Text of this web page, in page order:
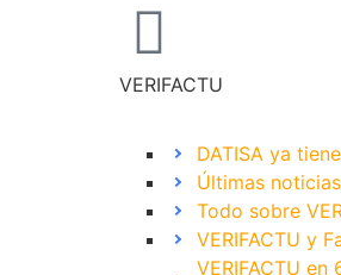
VERIFACTU
DATISA ya
Últimas noticias
Todo sobre
VERIFACTU y
VERIFACTU